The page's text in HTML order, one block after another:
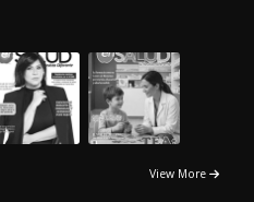
View More